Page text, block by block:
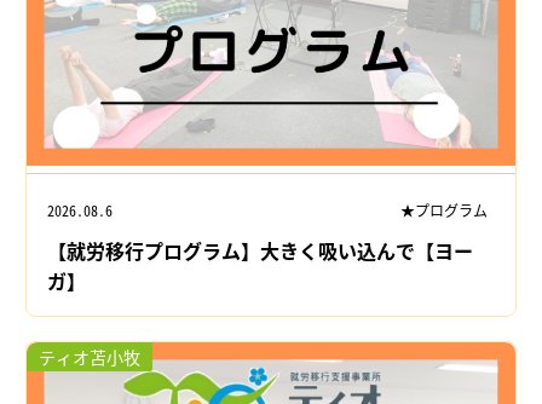
2026.08.6 ★プログラム
【就労移行プログラム】大きく吸い込んで【ヨー
ガ】
ティオ苫小牧